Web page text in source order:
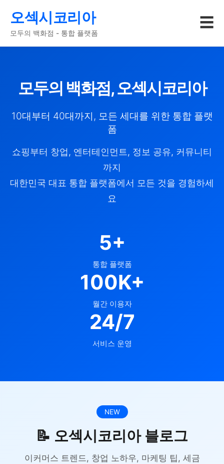
오섹시코리아
모두의 백화점 - 통합 플랫폼
☰
모두의 백화점, 오섹시코리아
10대부터 40대까지, 모든 세대를 위한 통합 플랫
폼
쇼핑부터 창업, 엔터테인먼트, 정보 공유, 커뮤니티
까지
대한민국 대표 통합 플랫폼에서 모든 것을 경험하세
요
5+
통합 플랫폼
100K+
월간 이용자
24/7
서비스 운영
NEW
📝 오섹시코리아 블로그
이커머스 트렌드, 창업 노하우, 마케팅 팁, 세금